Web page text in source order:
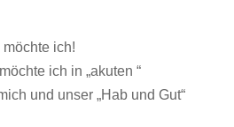
ich!
ich in „akuten “
und unser „Hab und Gut“